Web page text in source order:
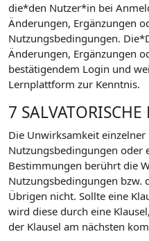
die*den Nutzer*in bei
Änderungen, Ergänzungen
Nutzungsbedingungen.
Änderungen, Ergänzungen
bestätigendem Login und
Lernplattform zur Kenntnis.
7 SALVATORISCHE
Die Unwirksamkeit
Nutzungsbedingungen oder
Bestimmungen berührt die
Nutzungsbedingungen
Übrigen nicht. Sollte eine
wird diese durch eine
der Klausel am nächsten